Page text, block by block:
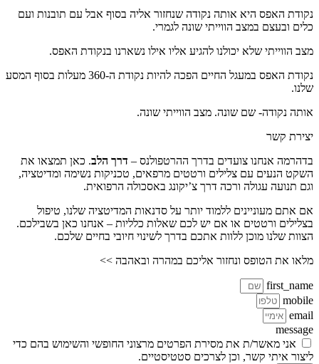
נקודת האפס היא אותה נקודה שנחזור אליה בסוף אבל עם תובנות ועם
כלים ובעצם במצב הווייתי שונה לגמרי.
מצב הווייתי שלא יכולנו להגיע אליו אילו נשארנו בנקודת האפס.
נקודת האפס במעגל החיים הפכה להיות נקודת ה-360 מעלות בסוף המסע
שלנו.
אותה נקודה- שם שונה. מצב הווייתי שונה.
יצירת קשר
בדהרמה אנחנו צועדים בדרך ההרטפולנס – דרך הלב. כאן תמצאו את
השקט הנעים עם צלילים ורטטים מרפאים, טכניקות נשימה ומדיטציה,
וגם תנועה עגולה ורכה דרך צ’יקונג באסכולה הרפואית.
אם אתם מעוניינים ללמוד יותר על סדנאות המדיטציה שלנו, טיפול
בצלילים ורטטים או אם יש לכם שאלות כלליות – אנחנו כאן בשבילכם.
הצוות שלנו מוכן ללוות אתכם בדרך לשינוי חיובי בחיים שלכם.
מלאו את הטופס ונחזור אליכם במהרה ובאהבה >>
first_name
mobile
email
message
אני מאשר/ת את מסירת הפרטים מרצוני החופשי והשימוש בהם כדי
ליצור איתי קשר, וכן לצרכים סטטיסטיים.